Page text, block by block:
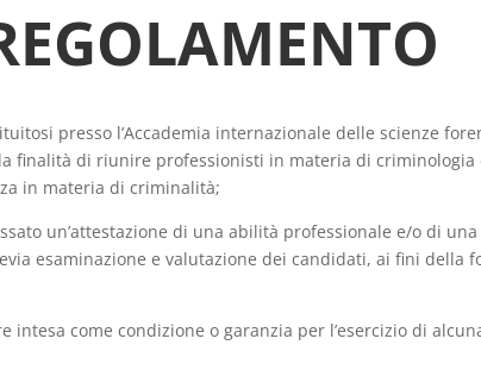
presso l’Accademia internazionale delle scienze
finalità di riunire professionisti in materia di
in materia di criminalità;
un’attestazione di una abilità professionale e/o di
esaminazione e valutazione dei candidati, ai fini della
intesa come condizione o garanzia per l’esercizio di